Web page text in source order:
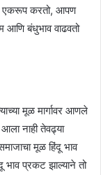
एकरूप करतो, आपण
आणि बंधुभाव वाढवतो
मूळ मार्गावर आणले
नाही तेवढ्या
मूळ हिंदू भाव
भाव प्रकट झाल्याने तो